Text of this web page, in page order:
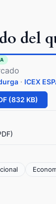
del
· ICEX
(832 KB)